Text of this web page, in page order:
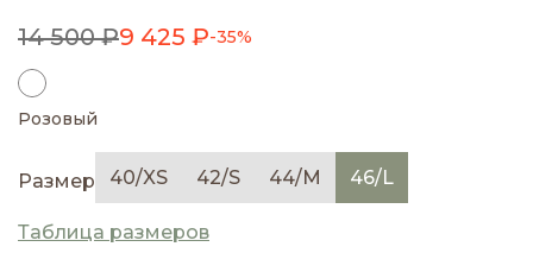
14 500 ₽9 425 ₽-35%
Розовый
Размер 40/XS 42/S 44/M 46/L
Таблица размеров